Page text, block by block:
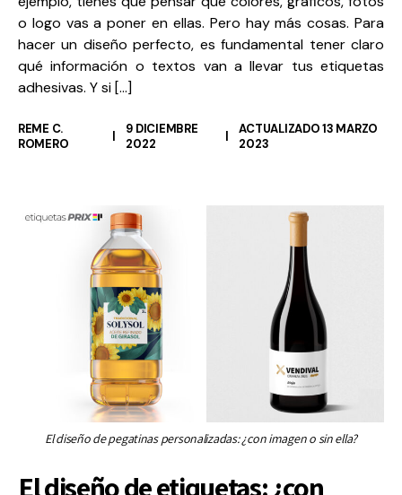
o logo vas a poner en ellas. Pero hay más cosas. Para
hacer un diseño perfecto, es fundamental tener claro
qué información o textos van a llevar tus etiquetas
adhesivas. Y si […]
REME C.
ROMERO
9 DICIEMBRE
2022
ACTUALIZADO 13 MARZO
2023
El diseño de pegatinas personalizadas: ¿con imagen o sin ella?
El diseño de etiquetas: ¿con